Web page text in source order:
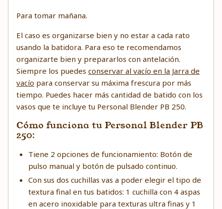
Para tomar mañana.
El caso es organizarse bien y no estar a cada rato
usando la batidora. Para eso te recomendamos
organizarte bien y prepararlos con antelación.
Siempre los puedes conservar al vacío en la Jarra de
vacío para conservar su máxima frescura por más
tiempo. Puedes hacer más cantidad de batido con los
vasos que te incluye tu Personal Blender PB 250.
Cómo funciona tu Personal Blender PB
250:
Tiene 2 opciones de funcionamiento: Botón de
pulso manual y botón de pulsado continuo.
Con sus dos cuchillas vas a poder elegir el tipo de
textura final en tus batidos: 1 cuchilla con 4 aspas
en acero inoxidable para texturas ultra finas y 1